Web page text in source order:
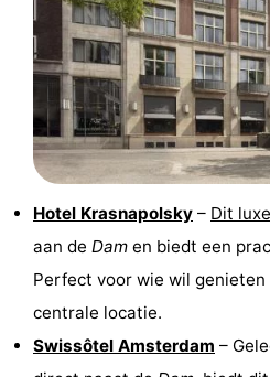
Hotel Krasnapolsky – Dit
aan de Dam en biedt een
Perfect voor wie wil
centrale locatie.
Swissôtel Amsterdam –